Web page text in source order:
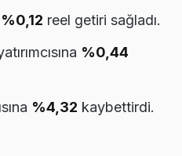
%0,12 reel getiri sağladı.
%0,44
%4,32 kaybettirdi.